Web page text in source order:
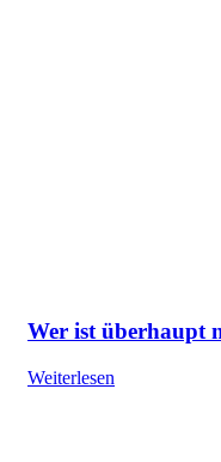
Wer ist überhaupt
Weiterlesen